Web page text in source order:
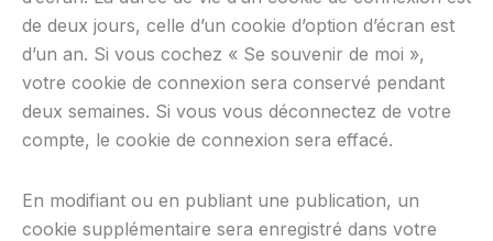
de deux jours, celle d’un cookie d’option d’écran est
d’un an. Si vous cochez « Se souvenir de moi »,
votre cookie de connexion sera conservé pendant
deux semaines. Si vous vous déconnectez de votre
compte, le cookie de connexion sera effacé.
En modifiant ou en publiant une publication, un
cookie supplémentaire sera enregistré dans votre